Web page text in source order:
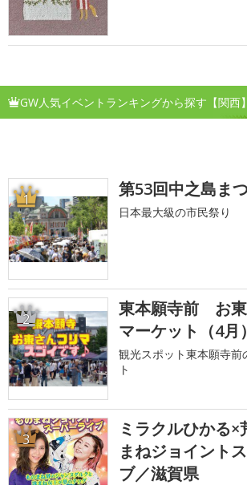
GW人気イベントランキングから探す【関西】
1 第53回中之島ま
日本最大級の市民祭り
2
東本願寺前 お
マーケット（4月
観光スポット東本願寺前
ト
3
ミラクルひかる
まねジョイント
ブ／滋賀県